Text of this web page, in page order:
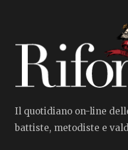
Il quotidiano on-line
battiste, metodiste e